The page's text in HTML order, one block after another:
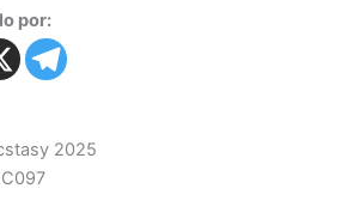
por:
2025